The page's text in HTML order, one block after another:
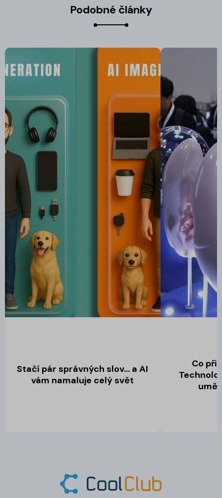
Podobné články
Stačí pár správných slov… a AI
vám namaluje celý svět
Co